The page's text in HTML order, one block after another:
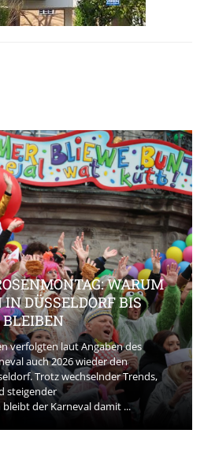
WARUM
DÜSSELDORF BIS
BLEIBEN
verfolgten laut Angaben des
auch 2026 wieder den
Trotz wechselnder Trends,
steigender
der Karneval damit ...